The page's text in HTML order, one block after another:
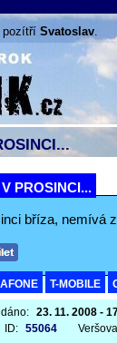
Svatoslav.
PROSINCI...
bříza, nemívá
T-MOBILE
23. 11. 2008 -
ID: 55064